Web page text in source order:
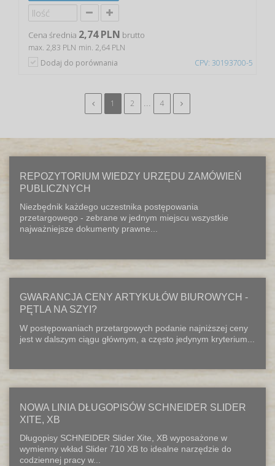
CPV: 30193700-5
Cena średnia 2,74 PLN brutto
max. 2,83 PLN min. 2,64 PLN
Dodaj do porównania
1 2 ... 4
REPOZYTORIUM WIEDZY URZĘDU ZAMÓWIEŃ
PUBLICZNYCH
Niezbędnik każdego uczestnika postępowania
przetargowego - zebrane w jednym miejscu wszystkie
najważniejsze dokumenty prawne...
GWARANCJA CENY ARTYKUŁÓW BIUROWYCH -
PĘTLA NA SZYI?
W postępowaniach przetargowych podanie najniższej ceny
jest w dalszym ciągu głównym, a często jedynym kryterium...
NOWA LINIA DŁUGOPISÓW SCHNEIDER SLIDER
XITE, XB
Długopisy SCHNEIDER Slider Xite, XB wyposażone w
wymienny wkład Slider 710 XB to idealne narzędzie do
codziennej pracy w...